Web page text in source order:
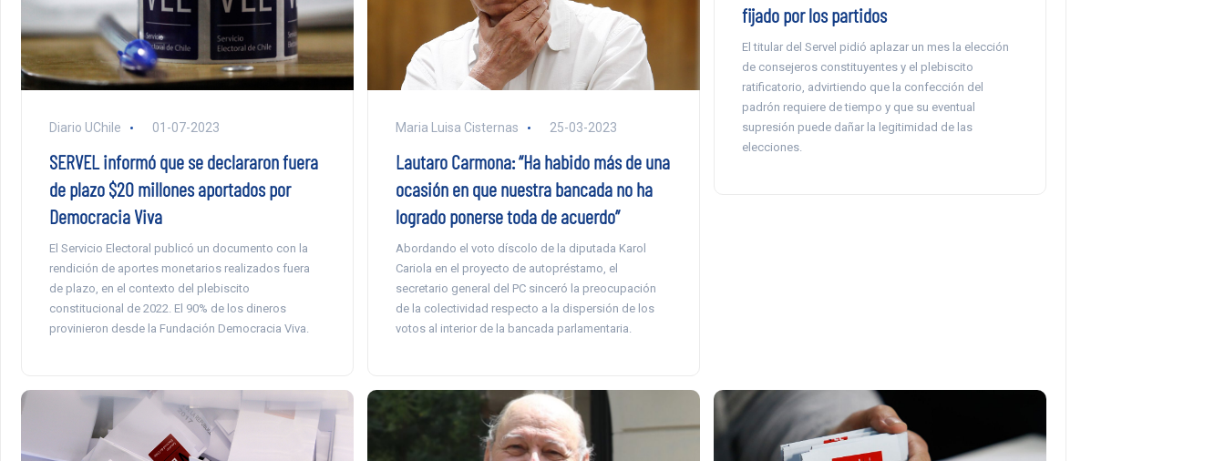
Diario UChile 01-07-2023
SERVEL informó que se declararon fuera
de plazo $20 millones aportados por
Democracia Viva
El Servicio Electoral publicó un documento con la
rendición de aportes monetarios realizados fuera
de plazo, en el contexto del plebiscito
constitucional de 2022. El 90% de los dineros
provinieron desde la Fundación Democracia Viva.
Maria Luisa Cisternas 25-03-2023
Lautaro Carmona: “Ha habido más de una
ocasión en que nuestra bancada no ha
logrado ponerse toda de acuerdo”
Abordando el voto díscolo de la diputada Karol
Cariola en el proyecto de autopréstamo, el
secretario general del PC sinceró la preocupación
de la colectividad respecto a la dispersión de los
votos al interior de la bancada parlamentaria.
fijado por los partidos
El titular del Servel pidió aplazar un mes la elección
de consejeros constituyentes y el plebiscito
ratificatorio, advirtiendo que la confección del
padrón requiere de tiempo y que su eventual
supresión puede dañar la legitimidad de las
elecciones.